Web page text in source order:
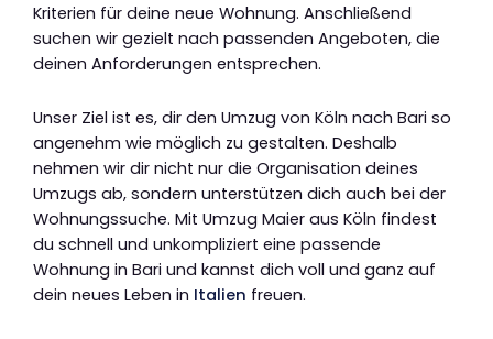
Kriterien für deine neue Wohnung. Anschließend
suchen wir gezielt nach passenden Angeboten, die
deinen Anforderungen entsprechen.
Unser Ziel ist es, dir den Umzug von Köln nach Bari so
angenehm wie möglich zu gestalten. Deshalb
nehmen wir dir nicht nur die Organisation deines
Umzugs ab, sondern unterstützen dich auch bei der
Wohnungssuche. Mit Umzug Maier aus Köln findest
du schnell und unkompliziert eine passende
Wohnung in Bari und kannst dich voll und ganz auf
dein neues Leben in Italien freuen.